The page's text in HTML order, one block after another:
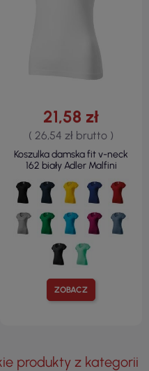
ZOBACZ
21,58 zł
( 26,54 zł brutto )
Koszulka damska fit v-neck
162 biały Adler Malfini
produkty z kategorii